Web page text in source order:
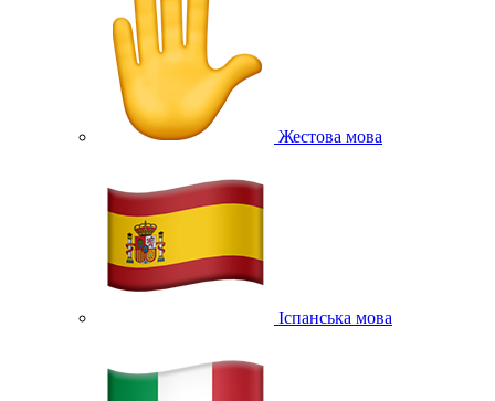
Жестова мова
Іспанська мова